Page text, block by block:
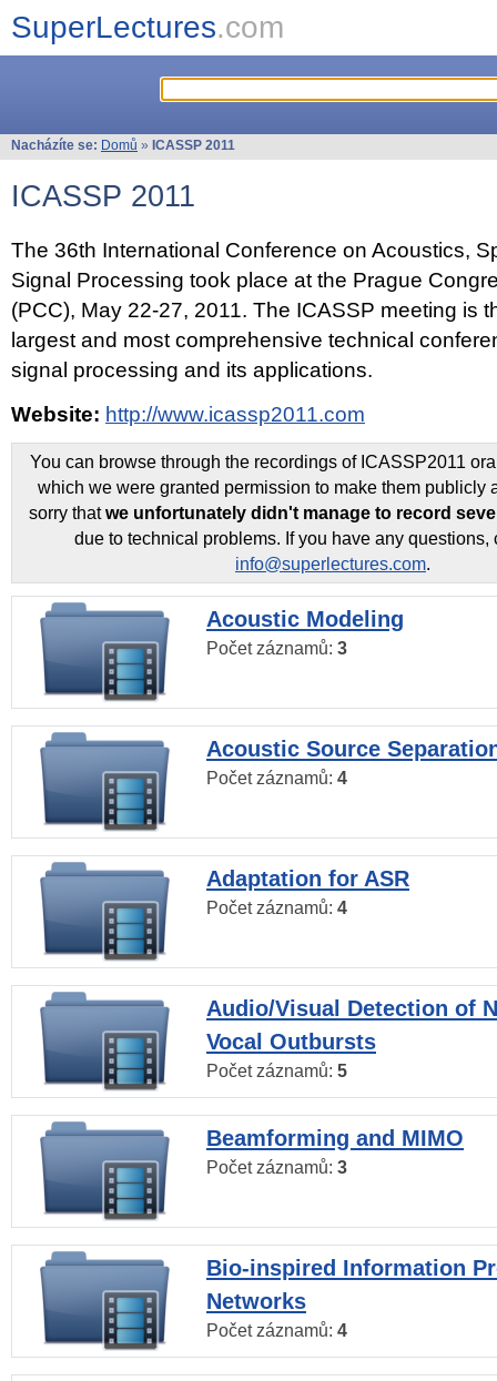
SuperLectures.com
Nacházíte se: Domů » ICASSP 2011
ICASSP 2011
The 36th International Conference on Acoustics,
Signal Processing took place at the Prague
(PCC), May 22-27, 2011. The ICASSP meeting is
largest and most comprehensive technical
signal processing and its applications.
Website: http://www.icassp2011.com
You can browse through the recordings of ICASSP2011
which we were granted permission to make them publicly
sorry thatwe unfortunately didn't manage to record
due to technical problems. If you have any questions,
info@superlectures.com.
Acoustic Modeling
Počet záznamů: 3
Acoustic Source
Počet záznamů: 4
Adaptation for ASR
Počet záznamů: 4
Audio/Visual Detection of
Vocal Outbursts
Počet záznamů: 5
Beamforming and MIMO
Počet záznamů: 3
Bio-inspired Information
Networks
Počet záznamů: 4